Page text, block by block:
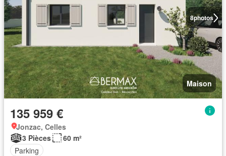
8photos
Maison
135 959 €
Jonzac, Celles
3 Pièces
60 m²
Parking